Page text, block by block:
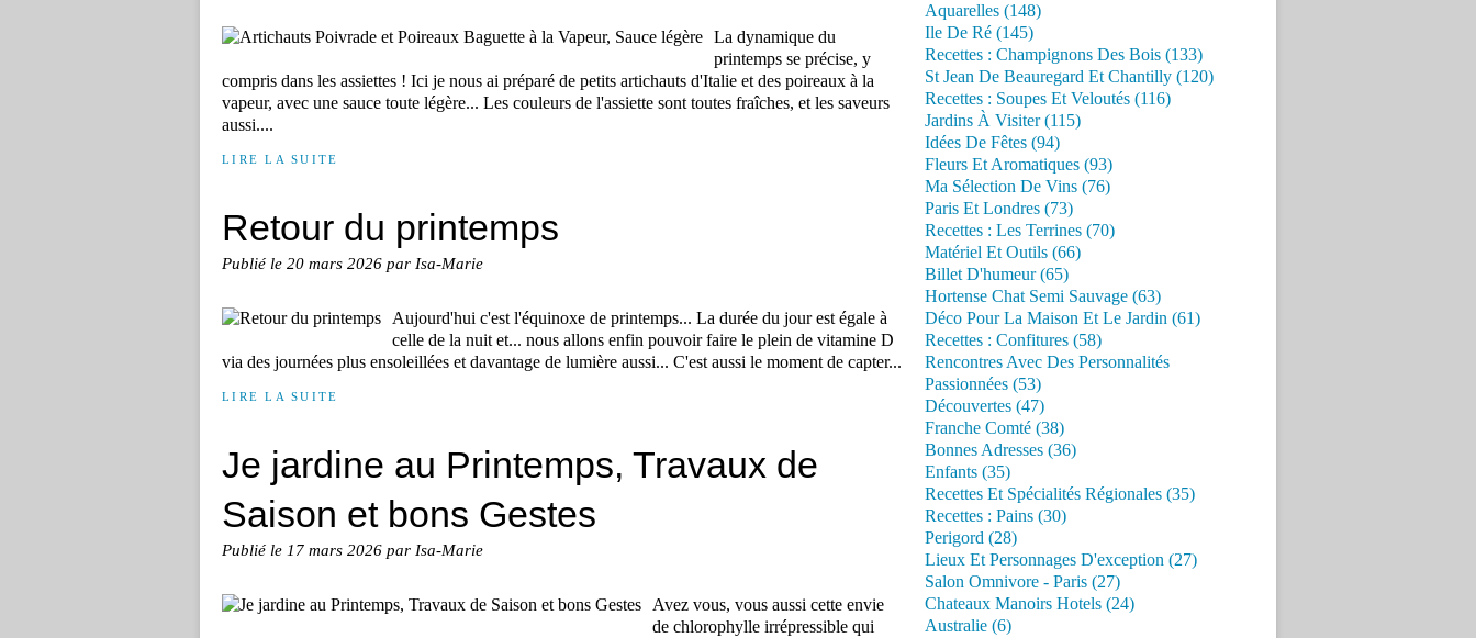
La dynamique du
printemps se précise, y
compris dans les assiettes ! Ici je nous ai préparé de petits artichauts d'Italie et des poireaux à la
vapeur, avec une sauce toute légère... Les couleurs de l'assiette sont toutes fraîches, et les saveurs
aussi....
LIRE LA SUITE
Retour du printemps
Publié le 20 mars 2026 par Isa-Marie
Aujourd'hui c'est l'équinoxe de printemps... La durée du jour est égale à
celle de la nuit et... nous allons enfin pouvoir faire le plein de vitamine D
via des journées plus ensoleillées et davantage de lumière aussi... C'est aussi le moment de capter...
LIRE LA SUITE
Je jardine au Printemps, Travaux de
Saison et bons Gestes
Publié le 17 mars 2026 par Isa-Marie
Avez vous, vous aussi cette envie
de chlorophylle irrépressible qui
Aquarelles (148)
Ile De Ré (145)
Recettes : Champignons Des Bois (133)
St Jean De Beauregard Et Chantilly (120)
Recettes : Soupes Et Veloutés (116)
Jardins À Visiter (115)
Idées De Fêtes (94)
Fleurs Et Aromatiques (93)
Ma Sélection De Vins (76)
Paris Et Londres (73)
Recettes : Les Terrines (70)
Matériel Et Outils (66)
Billet D'humeur (65)
Hortense Chat Semi Sauvage (63)
Déco Pour La Maison Et Le Jardin (61)
Recettes : Confitures (58)
Rencontres Avec Des Personnalités
Passionnées (53)
Découvertes (47)
Franche Comté (38)
Bonnes Adresses (36)
Enfants (35)
Recettes Et Spécialités Régionales (35)
Recettes : Pains (30)
Perigord (28)
Lieux Et Personnages D'exception (27)
Salon Omnivore - Paris (27)
Chateaux Manoirs Hotels (24)
Australie (6)